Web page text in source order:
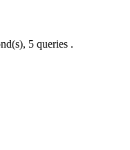
5 queries .